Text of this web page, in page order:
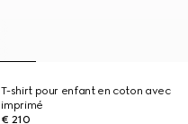
T-shirt pour enfant en coton avec
imprimé
€ 210